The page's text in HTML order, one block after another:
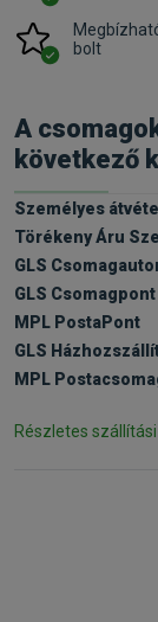
bolt
A
következő
Személyes
Törékeny Áru
GLS
GLS Csomagpont
MPL PostaPont
GLS
MPL
Részletes